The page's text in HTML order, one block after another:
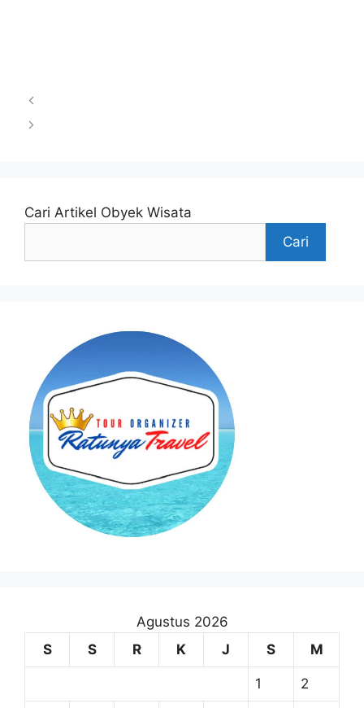
Cari Artikel Obyek Wisata
Cari
Agustus 2026
S
S R K J S M
1 2